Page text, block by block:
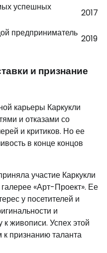
успешных
2017
предприниматель
2019
и признание
карьеры Каркукли
и отказами со
и критиков. Но ее
в конце концов
участие Каркукли
«Арт-Проект». Ее
у посетителей и
и
живописи. Успех этой
признанию таланта